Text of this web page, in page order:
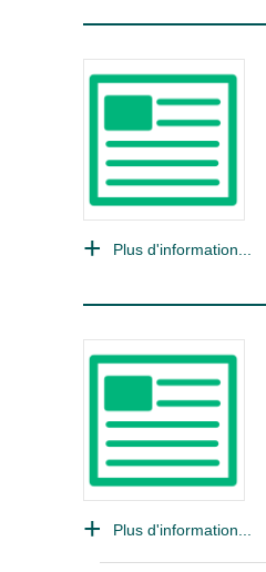
Plus d'information...
Plus d'information...